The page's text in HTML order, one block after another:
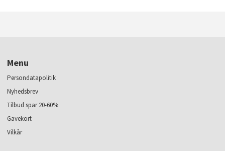
Menu
Persondatapolitik
Nyhedsbrev
Tilbud spar 20-60%
Gavekort
Vilkår